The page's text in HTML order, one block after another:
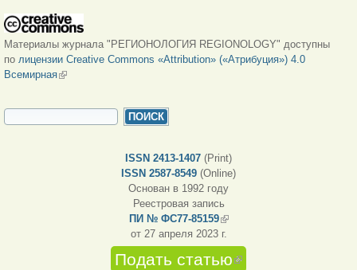
Материалы журнала "РЕГИОНОЛОГИЯ REGIONOLOGY" доступны
по лицензии Creative Commons «Attribution» («Атрибуция») 4.0
Всемирная(внешняя ссылка)
ФОРМА ПОИСКА
ISSN 2413-1407 (Print)
ISSN 2587-8549 (Online)
Основан в 1992 году
Реестровая запись
ПИ № ФС77-85159(внешняя ссылка)
от 27 апреля 2023 г.
Подать статью